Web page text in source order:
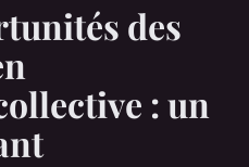
des
: un